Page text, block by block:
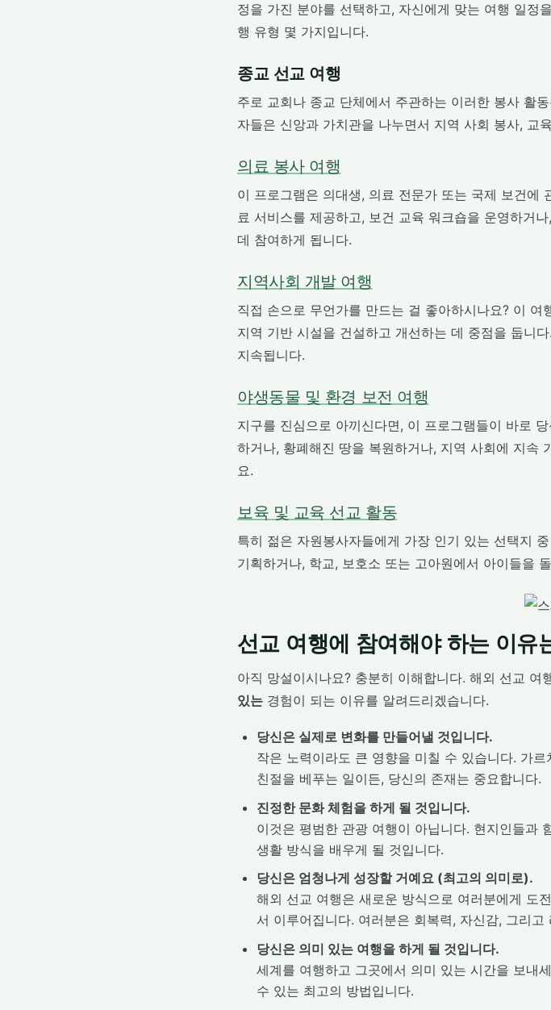
정을 가진 분야를 선택하고, 자신에게 맞는 여행 일정
행 유형 몇 가지입니다.
종교 선교 여행
주로 교회나 종교 단체에서 주관하는 이러한 봉사 활
자들은 신앙과 가치관을 나누면서 지역 사회 봉사, 교
의료 봉사 여행
이 프로그램은 의대생, 의료 전문가 또는 국제 보건에
료 서비스를 제공하고, 보건 교육 워크숍을 운영하거
데 참여하게 됩니다.
지역사회 개발 여행
직접 손으로 무언가를 만드는 걸 좋아하시나요? 이
지역 기반 시설을 건설하고 개선하는 데 중점을 둡니
지속됩니다.
야생동물 및 환경 보전 여행
지구를 진심으로 아끼신다면, 이 프로그램들이 바로
하거나, 황폐해진 땅을 복원하거나, 지역 사회에 지속
요.
보육 및 교육 선교 활동
특히 젊은 자원봉사자들에게 가장 인기 있는 선택지
기획하거나, 학교, 보호소 또는 고아원에서 아이들을
선교 여행에 참여해야 하는 이유
아직 망설이시나요? 충분히 이해합니다. 해외 선교 여
있는 경험이 되는 이유를 알려드리겠습니다.
당신은 실제로 변화를 만들어낼 것입니다.
작은 노력이라도 큰 영향을 미칠 수 있습니다. 가
친절을 베푸는 일이든, 당신의 존재는 중요합니다.
진정한 문화 체험을 하게 될 것입니다.
이것은 평범한 관광 여행이 아닙니다. 현지인들과
생활 방식을 배우게 될 것입니다.
당신은 엄청나게 성장할 거예요 (최고의 의미로).
해외 선교 여행은 새로운 방식으로 여러분에게 도
서 이루어집니다. 여러분은 회복력, 자신감, 그리
당신은 의미 있는 여행을 하게 될 것입니다.
세계를 여행하고 그곳에서 의미 있는 시간을 보내
수 있는 최고의 방법입니다.